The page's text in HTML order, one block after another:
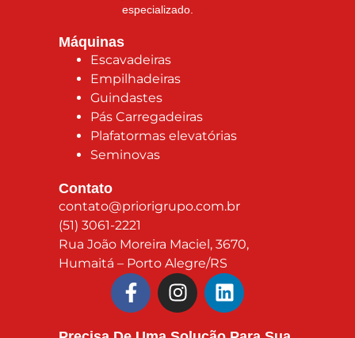
especializado.
Máquinas
Escavadeiras
Empilhadeiras
Guindastes
Pás Carregadeiras
Plafatormas elevatórias
Seminovas
Contato
contato@priorigrupo.com.br
(51) 3061-2221
Rua João Moreira Maciel, 3670,
Humaitá – Porto Alegre/RS